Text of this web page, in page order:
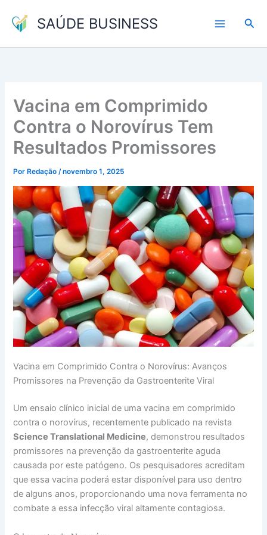
para
conteúdo
SAÚDE BUSINESS
Vacina em Comprimido
Contra o Norovírus Tem
Resultados Promissores
Por Redação/novembro 1, 2025
Vacina em Comprimido Contra o Norovírus: Avanços
Promissores na Prevenção da Gastroenterite Viral
Um ensaio clínico inicial de uma vacina em comprimido
contra o norovírus, recentemente publicado na revista
Science Translational Medicine, demonstrou resultados
promissores na prevenção da gastroenterite aguda
causada por este patógeno. Os pesquisadores acreditam
que essa vacina poderá estar disponível para uso dentro
de alguns anos, proporcionando uma nova ferramenta no
combate a essa infecção viral altamente contagiosa.